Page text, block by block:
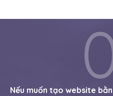
Nếu muốn tạo website